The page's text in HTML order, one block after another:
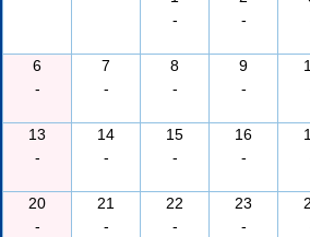
-
-
6
-
7
-
8
-
9
-
13
-
14
-
15
-
16
-
20
-
21
-
22
-
23
-